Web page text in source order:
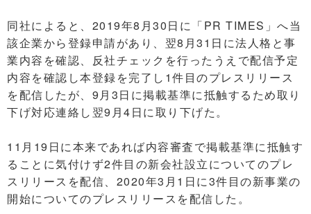
同社によると、2019年8月30日に「PR TIMES」へ当
該企業から登録申請があり、翌8月31日に法人格と事
業内容を確認、反社チェックを行ったうえで配信予定
内容を確認し本登録を完了し1件目のプレスリリース
を配信したが、9月3日に掲載基準に抵触するため取り
下げ対応連絡し翌9月4日に取り下げた。
11月19日に本来であれば内容審査で掲載基準に抵触す
ることに気付けず2件目の新会社設立についてのプレ
スリリースを配信、2020年3月1日に3件目の新事業の
開始についてのプレスリリースを配信した。